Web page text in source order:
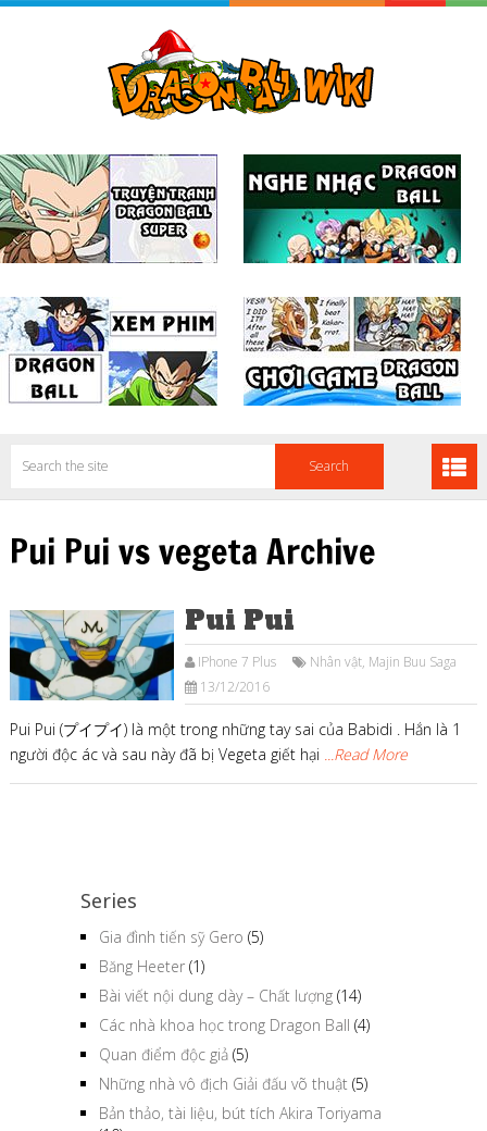
Pui Pui vs vegeta Archive
Pui Pui
IPhone 7 Plus Nhân vật, Majin Buu Saga
13/12/2016
Pui Pui (プイプイ) là một trong những tay sai của Babidi . Hắn là 1
người độc ác và sau này đã bị Vegeta giết hại ...Read More
Series
Gia đình tiến sỹ Gero (5)
Băng Heeter (1)
Bài viết nội dung dày – Chất lượng (14)
Các nhà khoa học trong Dragon Ball (4)
Quan điểm độc giả (5)
Những nhà vô địch Giải đấu võ thuật (5)
Bản thảo, tài liệu, bút tích Akira Toriyama